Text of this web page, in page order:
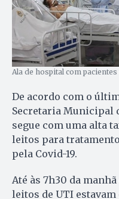
Ala de hospital com pacientes
De acordo com o
Secretaria Municipal
segue com uma alta
leitos para
pela Covid-19.
Até às 7h30 da
leitos de UTI